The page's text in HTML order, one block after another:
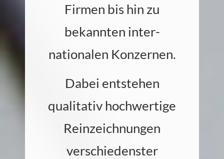
Firmen bis hin zu
bekannten inter­
nationalen Konzernen.
Dabei entstehen
qualitativ hochwertige
Reinzeichnungen
verschiedenster